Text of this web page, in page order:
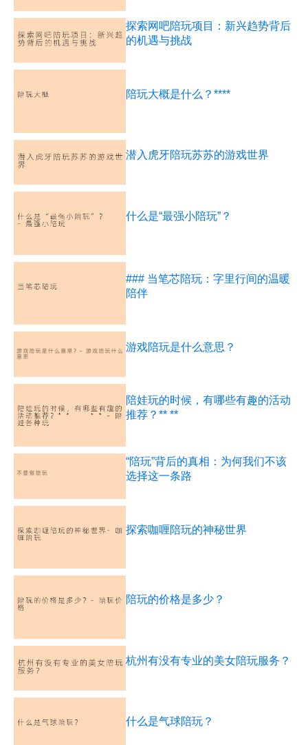
探索网吧陪玩项目：新兴趋势背后
的机遇与挑战
陪玩大概是什么？****
潜入虎牙陪玩苏苏的游戏世界
什么是“最强小陪玩”？
### 当笔芯陪玩：字里行间的温暖
陪伴
游戏陪玩是什么意思？
陪娃玩的时候，有哪些有趣的活动
推荐？** **
“陪玩”背后的真相：为何我们不该
选择这一条路
探索咖喱陪玩的神秘世界
陪玩的价格是多少？
杭州有没有专业的美女陪玩服务？
什么是气球陪玩？